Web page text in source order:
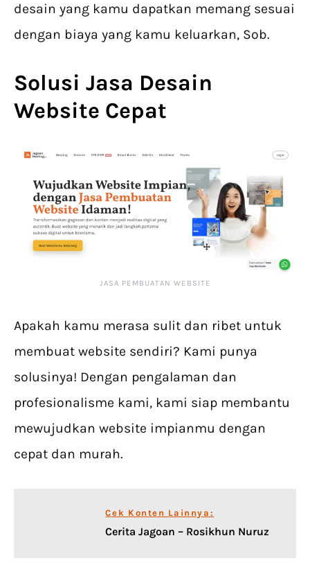
desain yang kamu dapatkan memang sesuai
dengan biaya yang kamu keluarkan, Sob.
Solusi Jasa Desain
Website Cepat
JASA PEMBUATAN WEBSITE
Apakah kamu merasa sulit dan ribet untuk
membuat website sendiri? Kami punya
solusinya! Dengan pengalaman dan
profesionalisme kami, kami siap membantu
mewujudkan website impianmu dengan
cepat dan murah.
Cek Konten Lainnya:
Cerita Jagoan – Rosikhun Nuruz